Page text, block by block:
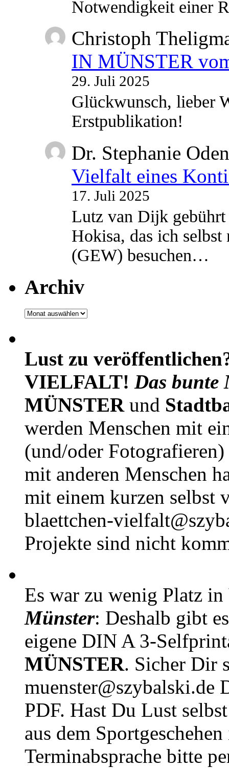
Notwendigkeit einer
Christoph
IN MÜNSTER
29. Juli 2025
Glückwunsch, lieber
Erstpublikation!
Dr. Stephanie
Vielfalt eines
17. Juli 2025
Lutz van Dijk
Hokisa, das ich
(GEW) besuchen…
Archiv
Archiv
Lust zu
VIELFALT! Das bunte
MÜNSTERund
werden Menschen mit
(und/oder
mit anderen Menschen
mit einem kurzen selbst
blaettchen-
Projekte sind nicht
Es war zu wenig Platz in
Münster: Deshalb gibt
eigene DIN A 3-
MÜNSTER. Sicher Dir
muenster@szybalski.de
PDF. Hast Du Lust
aus dem
Terminabsprache bitte